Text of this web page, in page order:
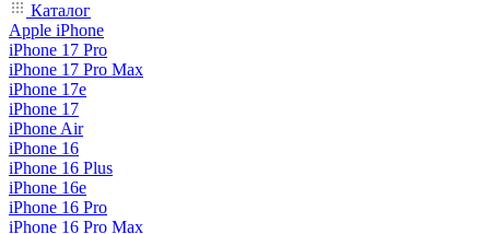
Каталог
Apple iPhone
iPhone 17 Pro
iPhone 17 Pro Max
iPhone 17e
iPhone 17
iPhone Air
iPhone 16
iPhone 16 Plus
iPhone 16e
iPhone 16 Pro
iPhone 16 Pro Max